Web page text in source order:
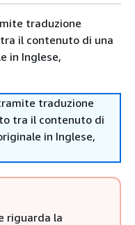
traduzione
il contenuto di una
in Inglese,
traduzione
tra il contenuto di
in Inglese,
riguarda la